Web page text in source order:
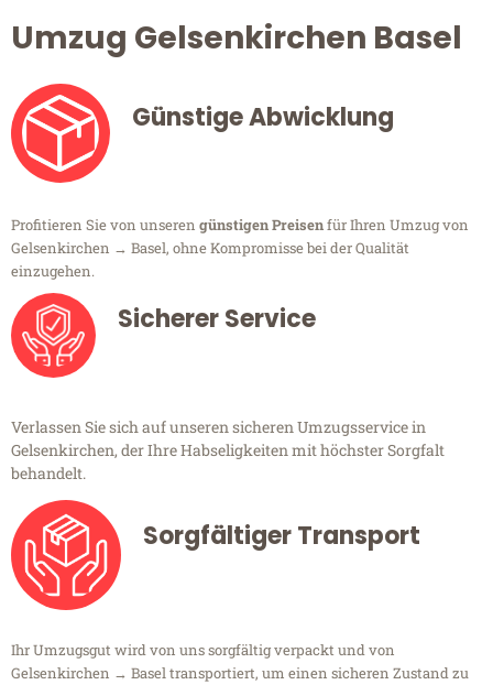
Umzug Gelsenkirchen Basel
Günstige Abwicklung
Profitieren Sie von unseren günstigen Preisenfür Ihren Umzug von
Gelsenkirchen → Basel, ohne Kompromisse bei der Qualität
einzugehen.
Sicherer Service
Verlassen Sie sich auf unseren sicheren Umzugsservice in
Gelsenkirchen, der Ihre Habseligkeiten mit höchster Sorgfalt
behandelt.
Sorgfältiger Transport
Ihr Umzugsgut wird von uns sorgfältig verpackt und von
Gelsenkirchen → Basel transportiert, um einen sicheren Zustand zu